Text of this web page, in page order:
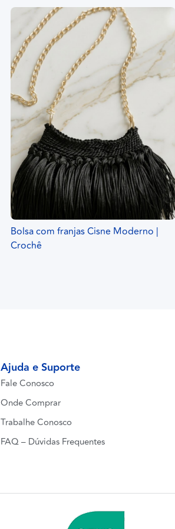
Bolsa com franjas Cisne Moderno |
Crochê
Ajuda e Suporte
Fale Conosco
Onde Comprar
Trabalhe Conosco
FAQ – Dúvidas Frequentes